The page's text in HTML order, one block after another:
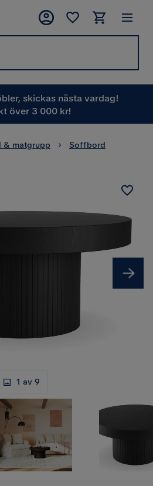
skickas nästa vardag!
över 3 000 kr!
& matgrupp Soffbord
1 av 9